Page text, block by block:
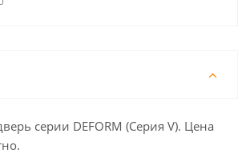
серии DEFORM (Серия V). Цена